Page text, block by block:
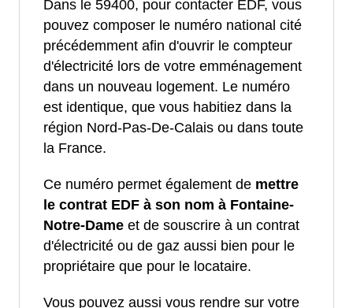
Dans le 59400, pour contacter EDF, vous
pouvez composer le numéro national cité
précédemment afin d'ouvrir le compteur
d'électricité lors de votre emménagement
dans un nouveau logement. Le numéro
est identique, que vous habitiez dans la
région Nord-Pas-De-Calais ou dans toute
la France.
Ce numéro permet également de mettre
le contrat EDF à son nom à Fontaine-
Notre-Dame et de souscrire à un contrat
d'électricité ou de gaz aussi bien pour le
propriétaire que pour le locataire.
Vous pouvez aussi vous rendre sur votre